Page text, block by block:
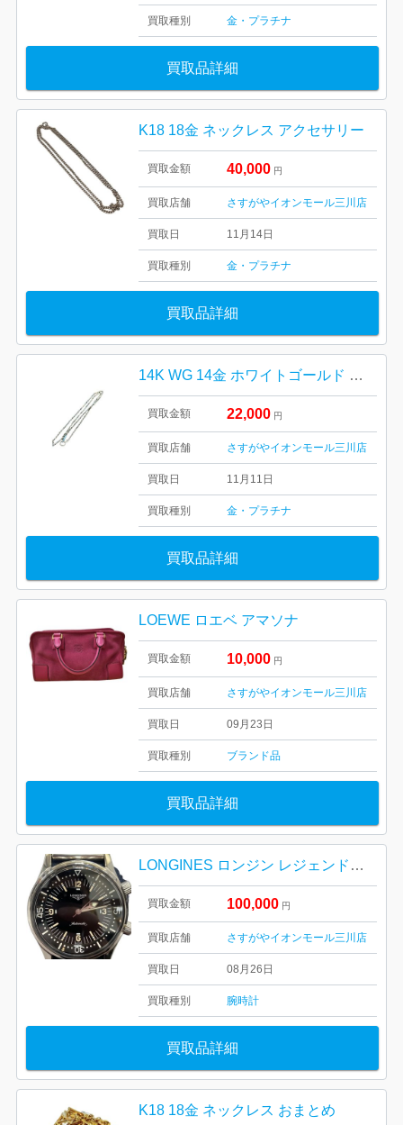
買取種別 金・プラチナ
買取品詳細
K18 18金 ネックレス アクセサリー
買取金額 40,000 円
買取店舗 さすがやイオンモール三川店
買取日 11月14日
買取種別 金・プラチナ
買取品詳細
14K WG 14金 ホワイトゴールド ネックレス
買取金額 22,000 円
買取店舗 さすがやイオンモール三川店
買取日 11月11日
買取種別 金・プラチナ
買取品詳細
LOEWE ロエベ アマソナ
買取金額 10,000 円
買取店舗 さすがやイオンモール三川店
買取日 09月23日
買取種別 ブランド品
買取品詳細
LONGINES ロンジン レジェンドダイバー
買取金額 100,000 円
買取店舗 さすがやイオンモール三川店
買取日 08月26日
買取種別 腕時計
買取品詳細
K18 18金 ネックレス おまとめ